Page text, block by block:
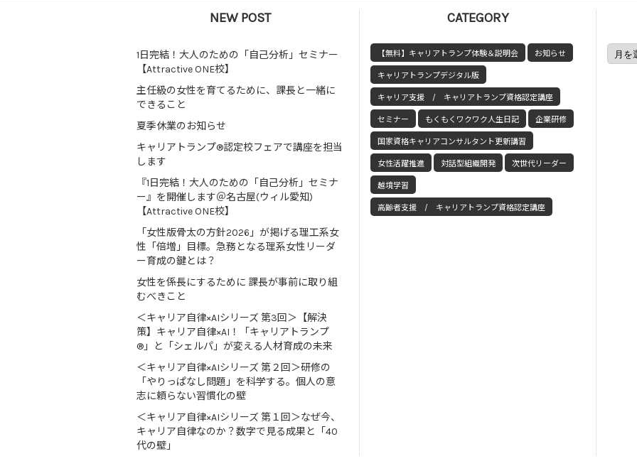
NEW POST
1日完結！大人のための「自己分析」セミナー
【Attractive ONE校】
主任級の女性を育てるために、課長と一緒に
できること
夏季休業のお知らせ
キャリアトランプ®認定校フェアで講座を担当
します
『1日完結！大人のための「自己分析」セミナ
ー』を開催します＠名古屋(ウィル愛知)
【Attractive ONE校】
「女性版骨太の方針2026」が掲げる理工系女
性「倍増」目標。急務となる理系女性リーダ
ー育成の鍵とは？
女性を係長にするために 課長が事前に取り組
むべきこと
＜キャリア自律×AIシリーズ 第3回＞【解決
策】キャリア自律×AI！「キャリアトランプ
®」と「シェルパ」が変える人材育成の未来
＜キャリア自律×AIシリーズ 第２回＞研修の
「やりっぱなし問題」を科学する。個人の意
志に頼らない習慣化の壁
＜キャリア自律×AIシリーズ 第１回＞なぜ今、
キャリア自律なのか？数字で見る成果と「40
代の壁」
CATEGORY
【無料】キャリアトランプ体験＆説明会 お知らせ
キャリアトランプデジタル版
キャリア支援 / キャリアトランプ資格認定講座
セミナー もくもくワクワク人生日記 企業研修
国家資格キャリアコンサルタント更新講習
女性活躍推進 対話型組織開発 次世代リーダー
越境学習
高齢者支援 / キャリアトランプ資格認定講座